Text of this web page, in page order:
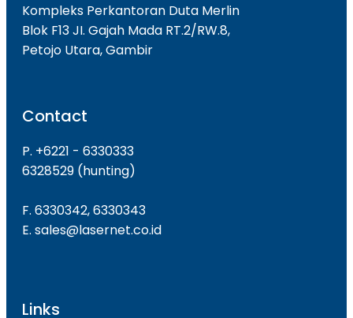
Kompleks Perkantoran Duta Merlin
Blok F13 JI. Gajah Mada RT.2/RW.8,
Petojo Utara, Gambir
Contact
P. +6221 - 6330333
6328529 (hunting)
F. 6330342, 6330343
E. sales@lasernet.co.id
Links